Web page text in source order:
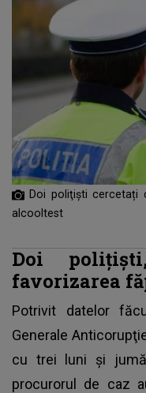
Doi poliţişti cercetați
alcooltest
Doi
favorizarea
Potrivit datelor
Generale
cu trei luni şi
procurorul de caz